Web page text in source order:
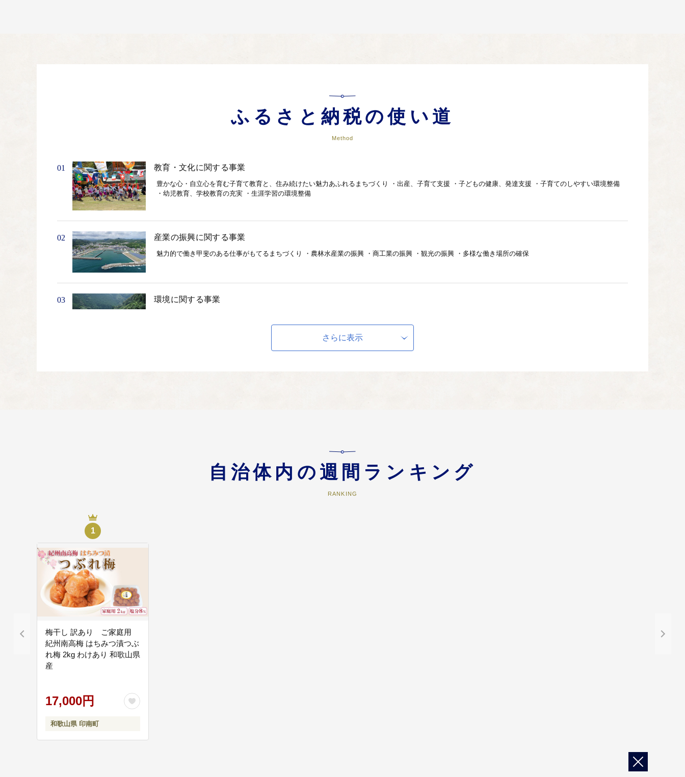
ふるさと納税の使い道
Method
01 教育・文化に関する事業
豊かな心・自立心を育む子育て教育と、住み続けたい魅力あふれるまちづくり ・出産、子育て支援 ・子どもの健康、発達支援 ・子育てのしやすい環境整備
・幼児教育、学校教育の充実 ・生涯学習の環境整備
02 産業の振興に関する事業
魅力的で働き甲斐のある仕事がもてるまちづくり ・農林水産業の振興 ・商工業の振興 ・観光の振興 ・多様な働き場所の確保
03 環境に関する事業
通網の整備 ・防災、危機管理体制の充実 ・交通安全、
多様な主体が活躍、交流、協働するまちづくり ・住民参加によるまちづくり ・町外のいなみサポーターの創出 ・時代に合った行財政運営 ・持続可能なまち
さらに表示
自治体内の週間ランキング
RANKING
1
梅干し 訳あり ご家庭用
紀州南高梅 はちみつ漬つぶ
れ梅 2kg わけあり 和歌山県
産
17,000円
和歌山県 印南町